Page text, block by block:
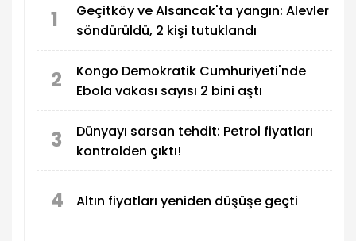
1
Geçitköy ve Alsancak'ta yangın: Alevler
söndürüldü, 2 kişi tutuklandı
2
Kongo Demokratik Cumhuriyeti'nde
Ebola vakası sayısı 2 bini aştı
3
Dünyayı sarsan tehdit: Petrol fiyatları
kontrolden çıktı!
4 Altın fiyatları yeniden düşüşe geçti